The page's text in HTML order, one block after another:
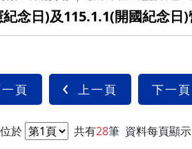
念日)及115.1.1(開國紀念日
頁 上一頁 下一頁
於 共有28筆 資料每頁顯示